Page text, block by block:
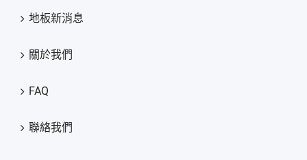
地板新消息
關於我們
FAQ
聯絡我們